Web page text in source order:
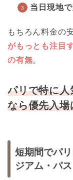
当日現地
もちろん料金の
がもっとも注目
の有無。
パリで特に
なら優先入
短期間でパ
ジアム・パス